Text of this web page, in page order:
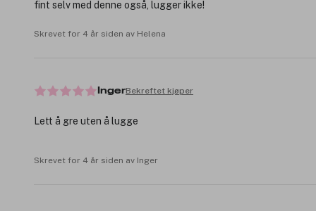
fint selv med denne også, lugger ikke!
Skrevet for 4 år siden av Helena
IngerBekreftet kjøper
Lett å gre uten å lugge
Skrevet for 4 år siden av Inger